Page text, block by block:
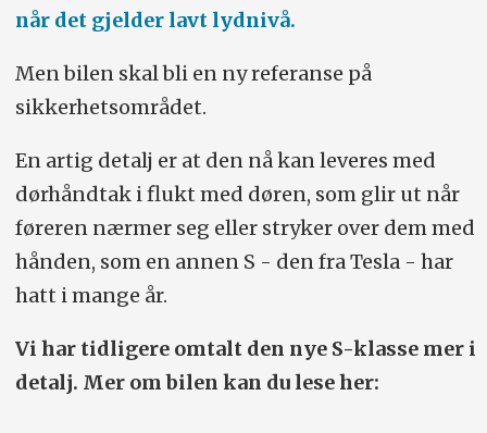
når det gjelder lavt lydnivå.
Men bilen skal bli en ny referanse på
sikkerhetsområdet.
En artig detalj er at den nå kan leveres med
dørhåndtak i flukt med døren, som glir ut når
føreren nærmer seg eller stryker over dem med
hånden, som en annen S - den fra Tesla - har
hatt i mange år.
Vi har tidligere omtalt den nye S-klasse mer i
detalj. Mer om bilen kan du lese her: